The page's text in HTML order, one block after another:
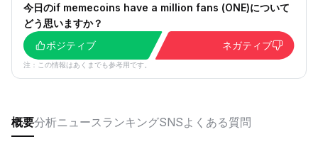
今日のif memecoins have a million fans (ONE)について
どう思いますか？
ポジティブ
ネガティブ
注：この情報はあくまでも参考用です。
概要分析ニュース ランキングSNSよくある質問